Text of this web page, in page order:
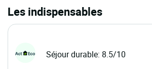
Les indispensables
Séjour durable: 8.5/10